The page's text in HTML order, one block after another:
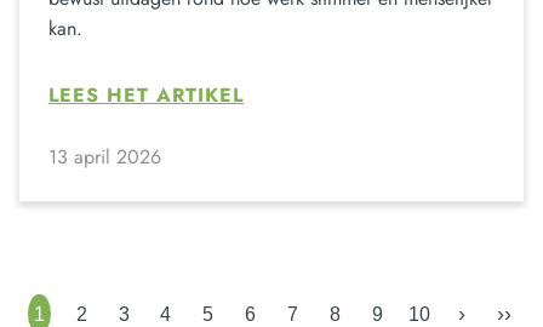
kan.
LEES HET ARTIKEL
13 april 2026
1 2 3 4 5 6 7 8 9 10 › ››